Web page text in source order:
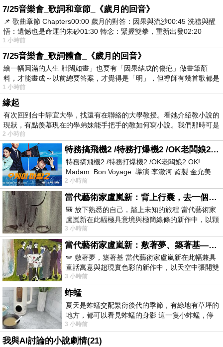
7/25音樂會_歌詞和章節_《歲月的回音》
📌 歌曲章節 Chapters00:00​ 歲月的對答：因果與流沙00:45​ 洗禮與醒
悟：遺憾也是命運的朱砂01:30​ 轉念：緊握雙拳，重新出發02:20
1 小時前
7/25音樂會_歌詞體會_《歲月的回音》
繪一幅圓滿的人生 壯闊如畫」也要有「因果結成的傷疤」做畫筆顏
料，才能畫成～以前總要答案，才覺得是「明」，但導師有幾首歌都是
在教
1 小時前
緣起
有次回到台中靜宜大學，找還有在聯絡的大學教授。看她介紹教小說的
現狀，有點羨慕現在的學弟妹能手把手的教如何寫小說。我們那時可是
2 小時前
特務搞飛機2 /特務打爆機2 /OK老闆娘2 OK! Madam: Bon Voyage
特務搞飛機2 /特務打爆機2 /OK老闆娘2 OK!
Madam: Bon Voyage 導演 李澈河 監製 金允美
劇本 申鉉成 主演 嚴正化 朴誠雄
2 小時前
當代藝術家盧嵐新：背上行囊，去一個沒有人認識你的地方——看風景，也遇見渴望出發的自己
🎒 放下熟悉的自己，踏上未知的旅程 當代藝術家
盧嵐新在此幅極具意境與極簡線條的新作中，以顆
粒感豐富的灰綠粗糙背景，搭配凝練且具
3 小時前
當代藝術家盧嵐新：敷著夢、築著基——讓筆觸成為存在過的證據，將相遇的溫度熔鑄成新的模樣
🪽 敷著夢，築著基 當代藝術家盧嵐新在此幅兼具
童話寓意與超現實色彩的新作中，以天空中張開雙
翼的神聖形象與地面上聚集的人群對話，
3 小時前
蚱蜢
夏天是蚱蜢交配繁衍後代的季節，有綠地有草坪的
地方，都可以看見蚱蜢的身影 這一隻小蚱蜢，停
在車頂上，怎麼樣小心驅趕，都無動
3 小時前
我與AI討論的小說劇情(21)